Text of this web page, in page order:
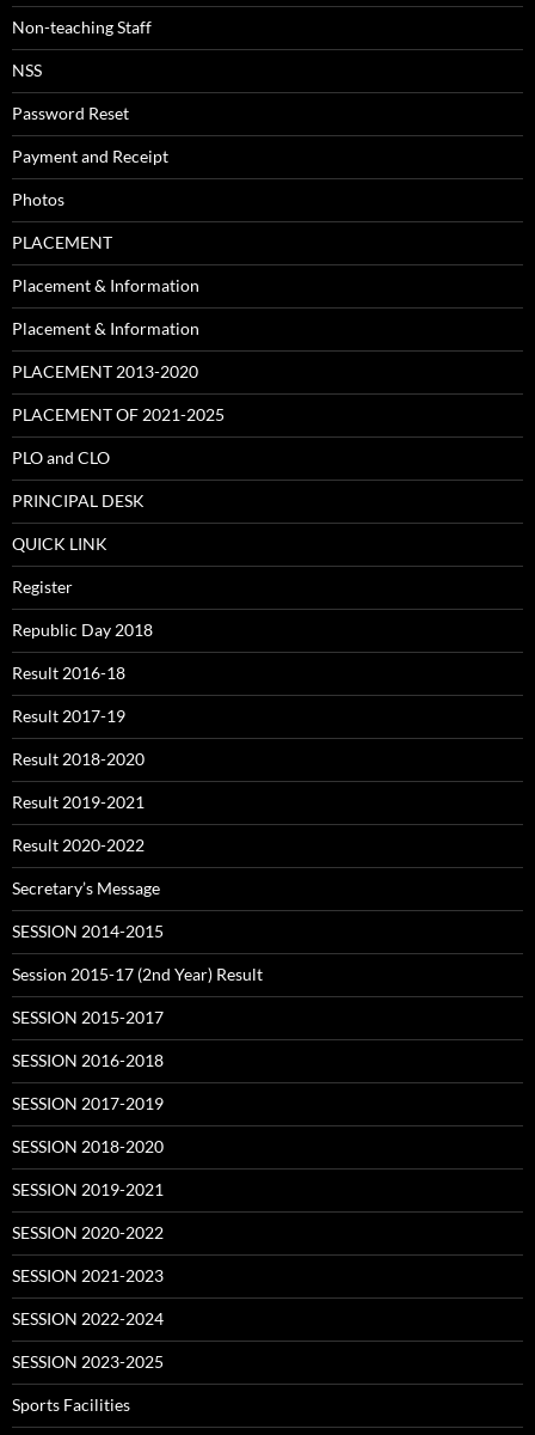
Non-teaching Staff
NSS
Password Reset
Payment and Receipt
Photos
PLACEMENT
Placement & Information
Placement & Information
PLACEMENT 2013-2020
PLACEMENT OF 2021-2025
PLO and CLO
PRINCIPAL DESK
QUICK LINK
Register
Republic Day 2018
Result 2016-18
Result 2017-19
Result 2018-2020
Result 2019-2021
Result 2020-2022
Secretary’s Message
SESSION 2014-2015
Session 2015-17 (2nd Year) Result
SESSION 2015-2017
SESSION 2016-2018
SESSION 2017-2019
SESSION 2018-2020
SESSION 2019-2021
SESSION 2020-2022
SESSION 2021-2023
SESSION 2022-2024
SESSION 2023-2025
Sports Facilities